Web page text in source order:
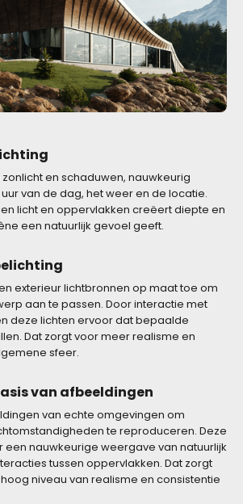
en schaduwen, nauwkeurig
van de dag, het weer en de locatie.
licht en oppervlakken creëert diepte en
een natuurlijk gevoel geeft.
exterieur lichtbronnen op maat toe om
aan te passen. Door interactie met
deze lichten ervoor dat bepaalde
Dat zorgt voor meer realisme en
sfeer.
van afbeeldingen
van echte omgevingen om
te reproduceren. Deze
nauwkeurige weergave van natuurlijk
tussen oppervlakken. Dat zorgt
niveau van realisme en consistentie